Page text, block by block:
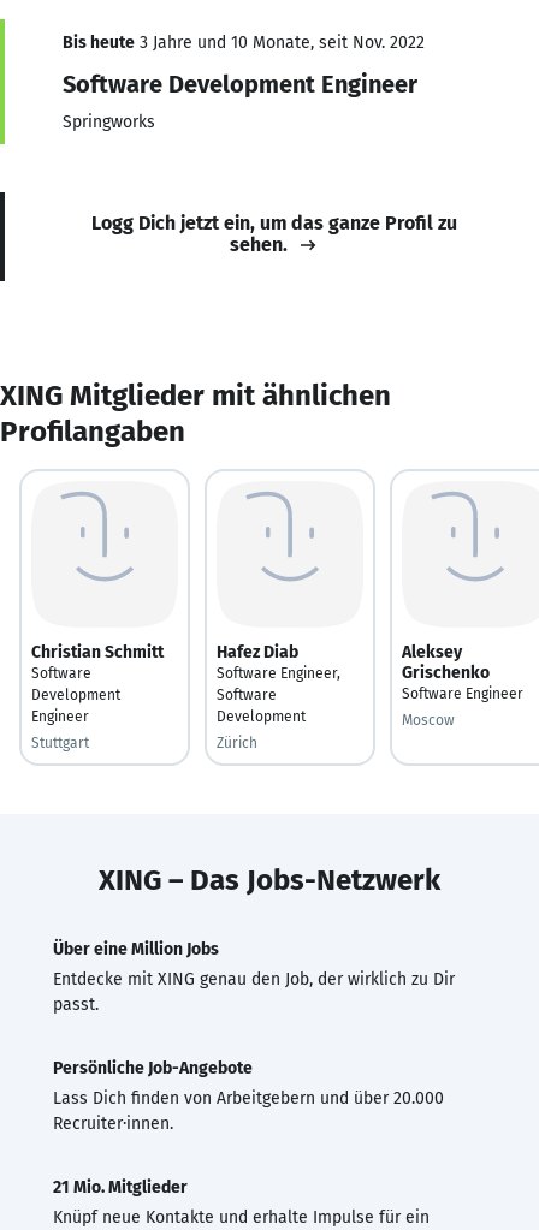
Bis heute 3 Jahre und 10 Monate, seit Nov. 2022
Software Development Engineer
Springworks
Logg Dich jetzt ein, um das ganze Profil zu
sehen.
XING Mitglieder mit ähnlichen
Profilangaben
Christian Schmitt
Software
Development
Engineer
Stuttgart
Hafez Diab
Software Engineer,
Software
Development
Zürich
Aleksey
Grischenko
Software Engineer
Moscow
XING – Das Jobs-Netzwerk
Über eine Million Jobs
Entdecke mit XING genau den Job, der wirklich zu Dir
passt.
Persönliche Job-Angebote
Lass Dich finden von Arbeitgebern und über 20.000
Recruiter·innen.
21 Mio. Mitglieder
Knüpf neue Kontakte und erhalte Impulse für ein